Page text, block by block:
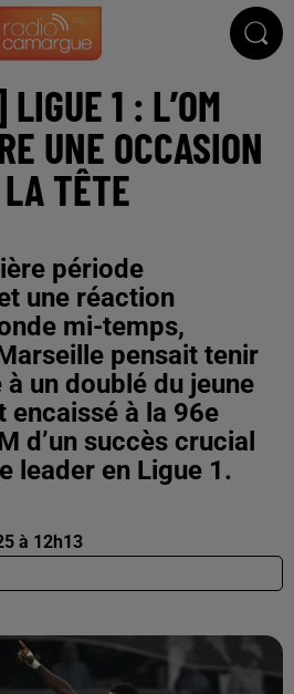
1 : L’OM
UNE OCCASION
TÊTE
période
une réaction
mi-temps,
pensait tenir
un doublé du jeune
encaissé à la 96e
d’un succès crucial
leader en Ligue 1.
à 12h13